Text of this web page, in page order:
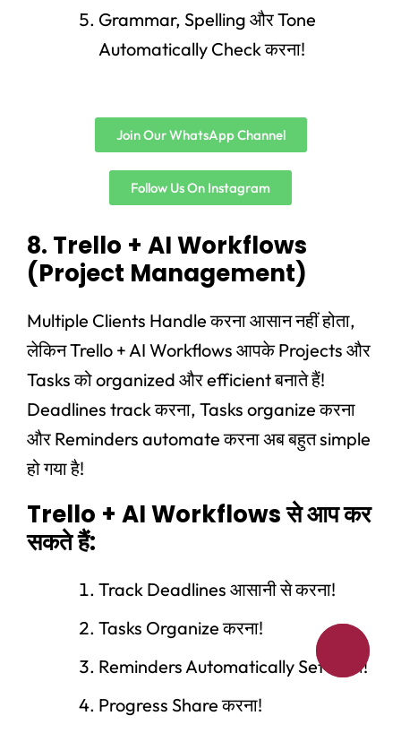
Grammar, Spelling और Tone
Automatically Check करना!
Join Our WhatsApp Channel
Follow Us On Instagram
8. Trello + AI Workflows
(Project Management)
Multiple Clients Handle करना आसान नहीं होता,
लेकिन Trello + AI Workflows आपके Projects और
Tasks को organized और efficient बनाते हैं!
Deadlines track करना, Tasks organize करना
और Reminders automate करना अब बहुत simple
हो गया है!
Trello + AI Workflows से आप कर
सकते हैं:
Track Deadlines आसानी से करना!
Tasks Organize करना!
Reminders Automatically Set करना!
Progress Share करना!